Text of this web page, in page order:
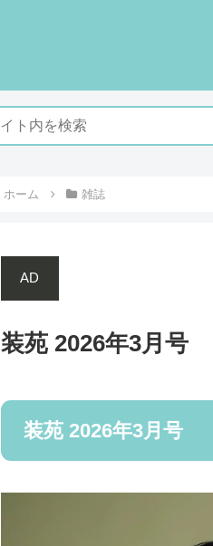
ホーム 雑誌
AD
装苑 2026年3月号
装苑 2026年3月号